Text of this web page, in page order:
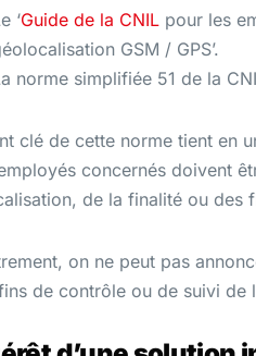
‘Guide de la CNIL pour les
GSM / GPS’.
norme simplifiée 51 de la
clé de cette norme tient en
concernés doivent
de la finalité ou des
on ne peut pas
de contrôle ou de suivi de